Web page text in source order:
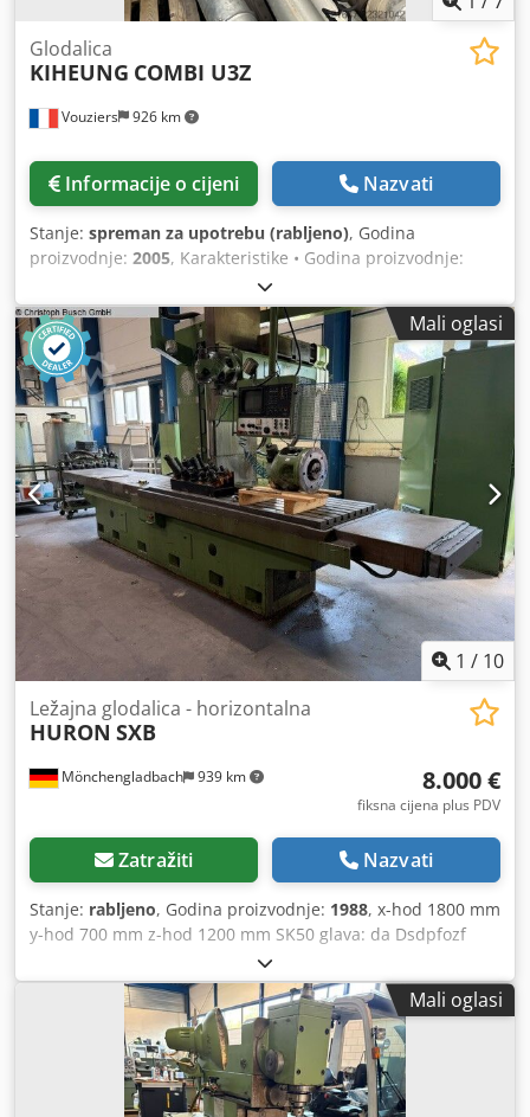
Vouziers 926 km
Glodalica
KIHEUNG COMBI U3Z
Informacije o cijeni Nazvati
Stanje: spreman za upotrebu (rabljeno), Godina
proizvodnje: 2005, Karakteristike • Godina proizvodnje:
2005. • Dimenzije: 1400 x 600 x 590 mm • Vrsta CNC
upravljačke jedinice: HEIDENHAIN TNC 310 • Duljina stola:
2000 x 470 mm • Maksimalna nosivost: 1,2 tone • Brzina
rotacije: 3000 o/min • Ručna univerzalna glava • Vrsta
stezne glave: BT 40 • Snaga: 9 kW • 2 stupnja prijenosa •
Brza brzina pomaka osi X, Y, Z: 8 m/min • Dimenzije: 3960 x
2450 x 2600 mm • Priprema za ugradnju sustava za odvod
strugotine • Hidraulično stezanje alata • Sustav za hlađenje
vretena Djdpfszlg Rwjx Adqock • Transformator • Težina
(kg): 5500 kg Moguće je vidjeti stroj u radu u regiji Ardeni.
Mali oglasi
1 / 10
Mönchengladbach 939 km
Ležajna glodalica - horizontalna
HURON SXB
8.000 €
fiksna cijena plus PDV
Zatražiti Nazvati
Stanje: rabljeno, Godina proizvodnje: 1988, x-hod 1800 mm
y-hod 700 mm z-hod 1200 mm SK50 glava: da Dsdpfozf
Nuxex Adqock Glave: 2 Upravljanje: Heidenhain 155 Stol:
700–2000 mm Dokumentacija: da Demontirano: da Težina
stroja cca 12,5 t 5 paketa
Mali oglasi